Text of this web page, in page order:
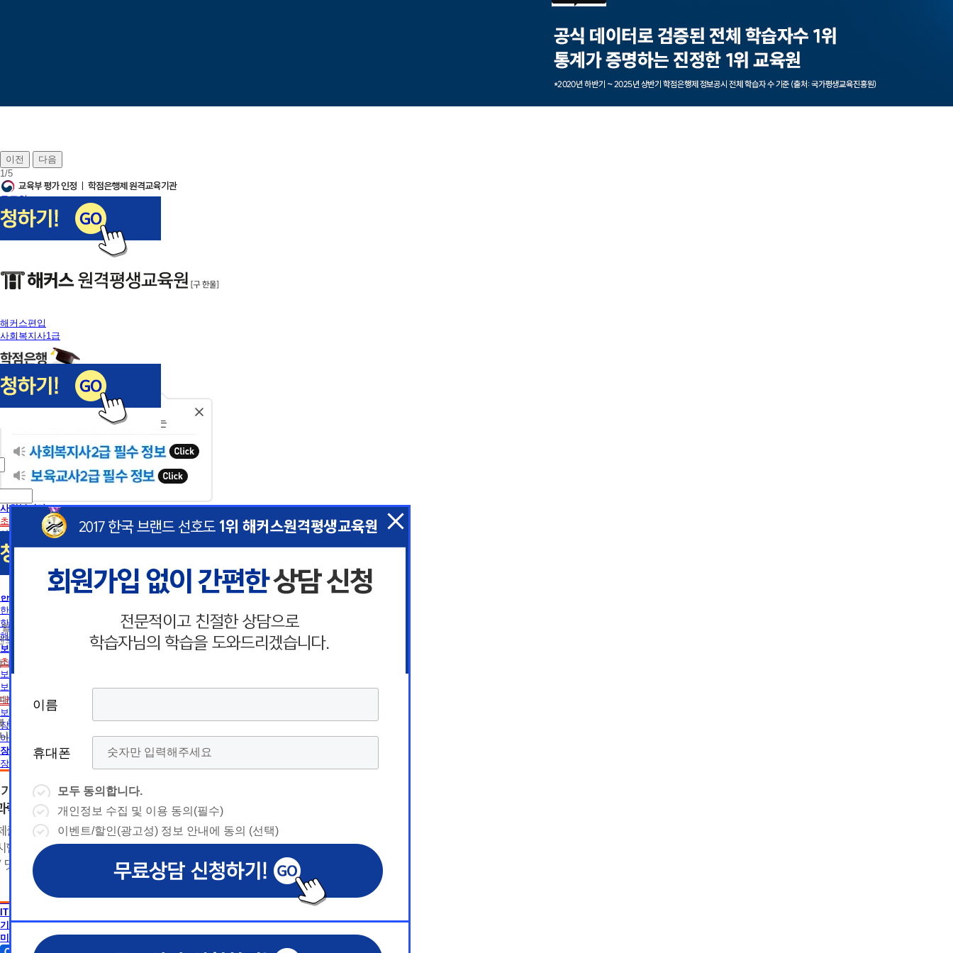
이전
다음
1/5
로그인
회원가입
장바구니
해커스편입
사회복지사1급
사회복지사
초보길잡이
사회복지사란
사회복지사2급 취득방법
사회복지사1급 취득방법
사회복지학사/전문학사
한국어교원
한국어교원이란
한국어교원 취득방법
해외취업전망
보육교사
초보길잡이
보육교사란
보육교사2급 취득방법
대면수업일정
보육교사1급 취득방법
장애영유아 보육교사란
아동학사/전문학사
장애영유아 보육교사
장애영유아 보육교사란
CPA (공인회계사)란
경영학이란
자격증 정보
독학사 정보
편입 정보
심리학
심리학이란
AICPA (미국공인회계사)란
IT 공학
기사 · 산업기사
미용학
폰
* 날짜입력 키보드 사용법
- page up/down 키 = 다음달/이전
- ctrl+ 방향키 좌,우, 위, 아래 = 날
짜선택
날짜선택
날
선
예
간
상담내용(필수)
수강신청
문의
상담 희망내용 (선택)
폰
* 날짜입력 키보드 사용법
- page up/down 키 = 다음달/이전
- ctrl+ 방향키 좌,우, 위, 아래 = 날
짜선택
전달
- ctrl+ 방향키 좌,우, 위, 아래 =
날짜선택
날
짜
예
상담내용(필수)
수강신청
문의
이름
휴대폰
모두 동의합니다.
개인정보 수집 및 이용 동의(필수)
이벤트/할인(광고성) 정보 안내에 동의 (선택)
◆ 개인정보 수집 · 이용 동의
1. 개인정보 수집·이용 목적
1) 무료상담 진행 및 문의 사항 응대, 동일·후속 문의에 대한 상담 서비스
제공, 상담 이력 관리 및 상담 관련 분쟁·민원 처리
2) 광고성 정보 수신에 별도 동의한 자에 한하여 해커스 원
이름
휴대폰
모두 동의합니다.
개인정보 수집 및 이용 동의(필수)
이벤트/할인(광고성) 정보 안내에 동의 (선택)
◆ 개인정보 수집 · 이용 동의
1. 개인정보 수집·이용 목적
1) 무료상담 진행 및 문의 사항 응대, 동일·후속 문의에 대한 상담 서비스
제공, 상담 이력 관리 및 상담 관련 분쟁·민원 처리
2) 광고성 정보 수신에 별도 동의한 자에 한하여 해커스 원
이름
휴대폰
모두 동의합니다.
개인정보 수집 및 이용 동의(필수)
이벤트/할인(광고성) 정보 안내에 동의 (선택)
◆ 개인정보 수집 · 이용 동의
1. 개인정보 수집·이용 목적
1) 무료상담 진행 및 문의 사항 응대, 동일·후속 문의에 대한 상담 서비스
제공, 상담 이력 관리 및 상담 관련 분쟁·민원 처리
2) 광고성 정보 수신에 별도 동의한 자에 한하여 해커스 원
이름
휴대폰
모두 동의합니다.
개인정보 수집 및 이용 동의(필수)
이벤트/할인(광고성) 정보 안내에 동의 (선택)
인혜택 제공
등 광고성 정보 제공, 통계자료 활용
폰 번호
의 해지나 개인정보 삭제요청 시까지
동의하지 않을 수 있습니다.
다.